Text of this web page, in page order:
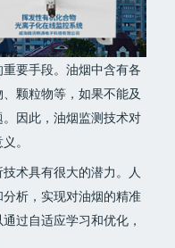
要手段。油烟中含有各
颗粒物等，如果不能及
因此，油烟监测技术对
。
术具有很大的潜力。人
析，实现对油烟的精准
过自适应学习和优化，